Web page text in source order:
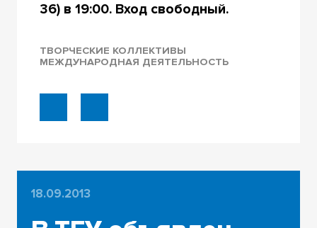
36) в 19:00. Вход свободный.
ТВОРЧЕСКИЕ КОЛЛЕКТИВЫ
МЕЖДУНАРОДНАЯ ДЕЯТЕЛЬНОСТЬ
18.09.2013